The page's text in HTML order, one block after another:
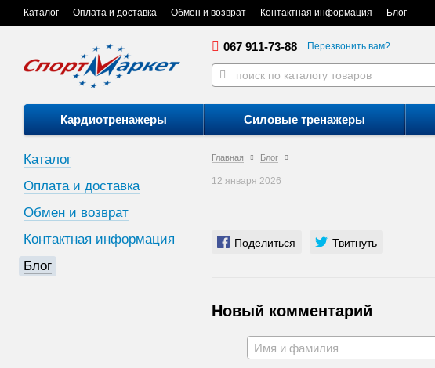
Каталог Оплата и доставка Обмен и возврат Контактная информация Блог
067 911-73-88 Перезвонить вам?
Кардиотренажеры Силовые тренажеры
Главная Блог
12 января 2026
Поделиться Твитнуть
Новый комментарий
Каталог
Оплата и доставка
Обмен и возврат
Контактная информация
Блог